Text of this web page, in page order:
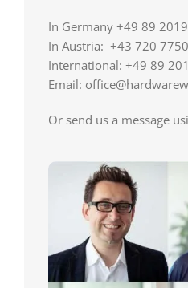
In Germany +49 89
In Austria: +43 720
International: +49 89
Email:
Or send us a message